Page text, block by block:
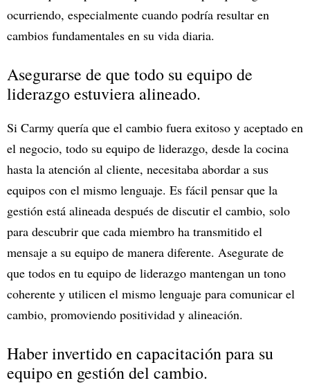
ocurriendo, especialmente cuando podría resultar en
cambios fundamentales en su vida diaria.
Asegurarse de que todo su equipo de
liderazgo estuviera alineado.
Si Carmy quería que el cambio fuera exitoso y aceptado en
el negocio, todo su equipo de liderazgo, desde la cocina
hasta la atención al cliente, necesitaba abordar a sus
equipos con el mismo lenguaje. Es fácil pensar que la
gestión está alineada después de discutir el cambio, solo
para descubrir que cada miembro ha transmitido el
mensaje a su equipo de manera diferente. Asegurate de
que todos en tu equipo de liderazgo mantengan un tono
coherente y utilicen el mismo lenguaje para comunicar el
cambio, promoviendo positividad y alineación.
Haber invertido en capacitación para su
equipo en gestión del cambio.